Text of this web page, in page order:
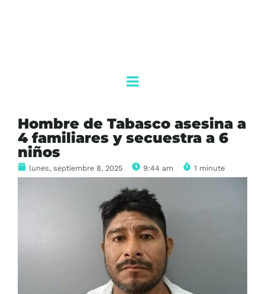
Hombre de Tabasco asesina a
4 familiares y secuestra a 6
niños
lunes, septiembre 8, 2025 9:44 am 1 minute